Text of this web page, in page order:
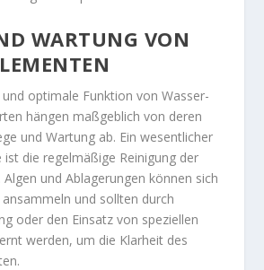
WARTUNG VON
optimale Funktion von Wasser-
hängen maßgeblich von deren
und Wartung ab. Ein wesentlicher
ist die regelmäßige Reinigung der
und Ablagerungen können sich
und sollten durch
oder den Einsatz von speziellen
werden, um die Klarheit des